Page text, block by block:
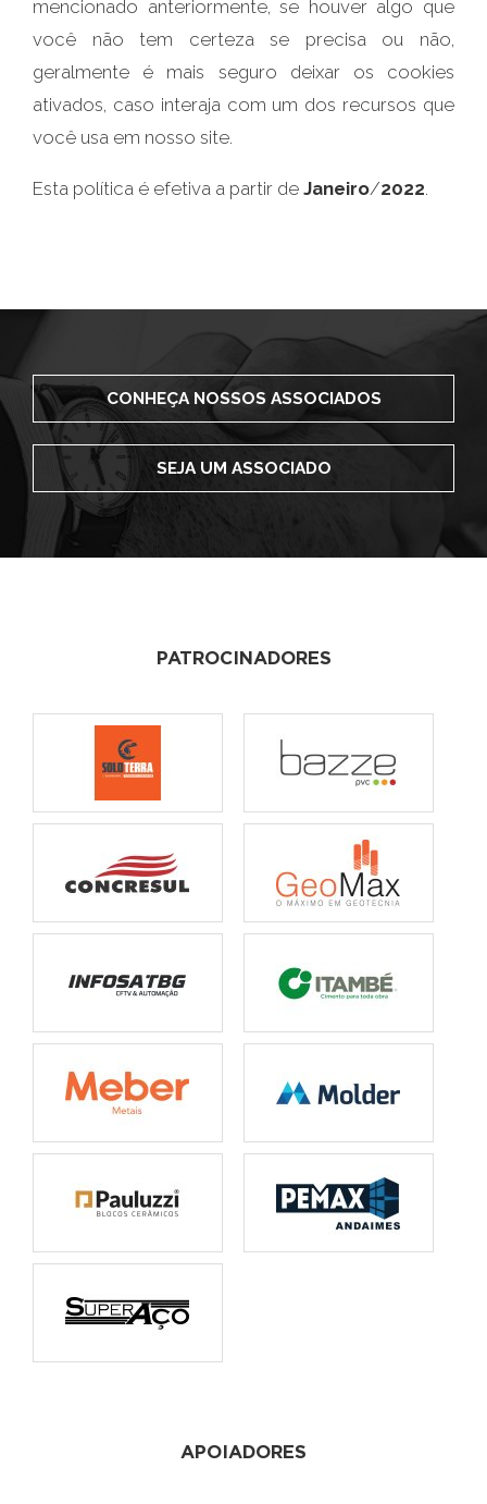
mencionado anteriormente, se houver algo que
você não tem certeza se precisa ou não,
geralmente é mais seguro deixar os cookies
ativados, caso interaja com um dos recursos que
você usa em nosso site.
Esta política é efetiva a partir de Janeiro/2022.
CONHEÇA NOSSOS ASSOCIADOS
SEJA UM ASSOCIADO
PATROCINADORES
APOIADORES